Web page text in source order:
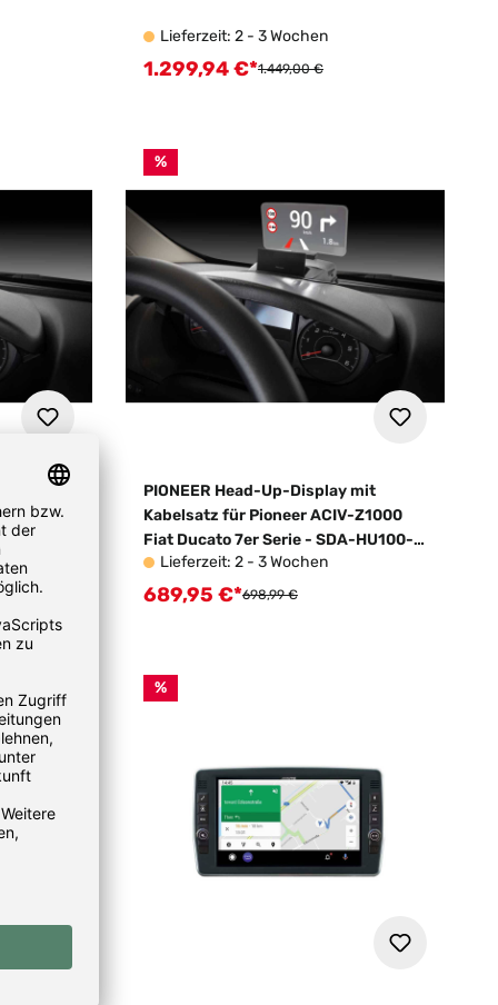
Lieferzeit: 2 - 3 Wochen
Verkaufspreis:
1.299,94 €*Regulärer Preis:
1.449,00 €
%
PIONEER Head-Up-Display mit
Kabelsatz für Pioneer ACIV-Z1000
Fiat Ducato 7er Serie - SDA-HU100-
DUC7
Lieferzeit: 2 - 3 Wochen
Verkaufspreis:
689,95 €*Regulärer Preis:
698,99 €
%